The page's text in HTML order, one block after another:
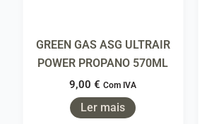
GREEN GAS ASG ULTRAIR
POWER PROPANO 570ML
9,00€ Com IVA
Ler mais